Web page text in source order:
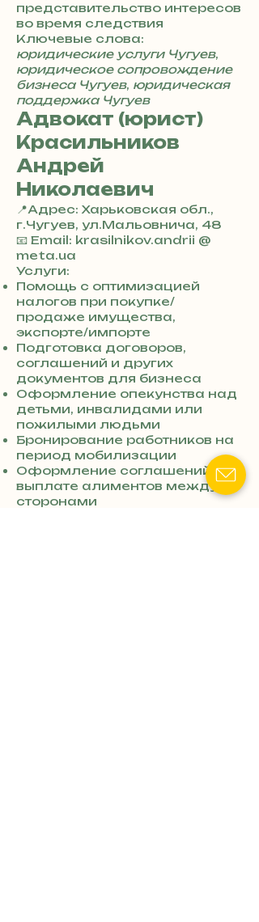
представительство интересов
во время следствия
Ключевые слова:
юридические услуги Чугуев,
юридическое сопровождение
бизнеса Чугуев, юридическая
поддержка Чугуев
Адвокат (юрист)
Красильников
Андрей
Николаевич
📍Адрес: Харьковская обл.,
г.Чугуев, ул.Мальовнича, 48
+
3
8
0
7
3
0
4
8
5
7
8
4
📧 Email: krasilnikov.andrii @
meta.ua
Услуги:
Помощь с оптимизацией
налогов при покупке/
продаже имущества,
экспорте/импорте
Подготовка договоров,
соглашений и других
документов для бизнеса
Оформление опекунства над
детьми, инвалидами или
пожилыми людьми
Бронирование работников на
период мобилизации
Оформление соглашений о
выплате алиментов между
сторонами